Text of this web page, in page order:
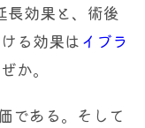
長効果と、術後
る効果はイブラ
か。
である。そして